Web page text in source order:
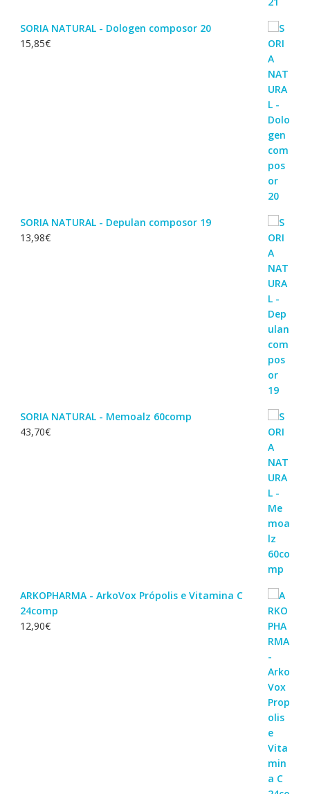
SORIA NATURAL - Dologen composor 20
15,85€
SORIA NATURAL - Depulan composor 19
13,98€
SORIA NATURAL - Memoalz 60comp
43,70€
ARKOPHARMA - ArkoVox Própolis e Vitamina C
24comp
12,90€